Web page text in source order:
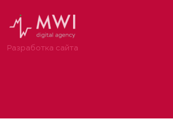
Разработка сайта